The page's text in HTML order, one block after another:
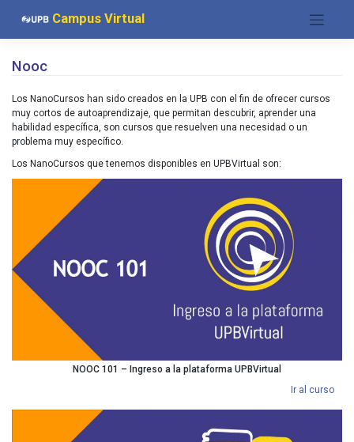
Campus Virtual
Nooc
Los NanoCursos han sido creados en la UPB con el fin de ofrecer cursos
muy cortos de autoaprendizaje, que permitan descubrir, aprender una
habilidad específica, son cursos que resuelven una necesidad o un
problema muy específico.
Los NanoCursos que tenemos disponibles en UPBVirtual son:
NOOC 101 – Ingreso a la plataforma UPBVirtual
Ir al curso